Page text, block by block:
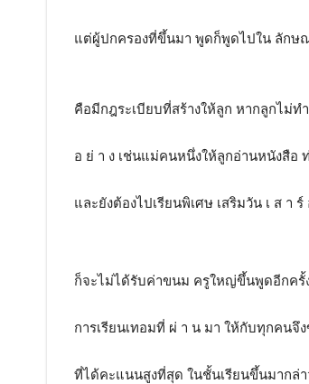
แต่ผู้ปกครองที่ขึ้นมา พูดก็พูดไปใน ลักษ
คือมีกฎระเบียบที่สร้างให้ลูก หากลูกไม่
อ ย่ า ง เช่นแม่คนหนึ่งให้ลูกอ่านหนังสือ
และยังต้องไปเรียนพิเศษ เสริมวัน เ ส า
ก็จะไม่ได้รับค่าขนม ครูใหญ่ขึ้นพูดอีกครั้
การเรียนเทอมที่ ผ่ า น มา ให้กับทุกคนจึ
ที่ได้คะแนนสูงที่สุด ในชั้นเรียนขึ้นมากล่า